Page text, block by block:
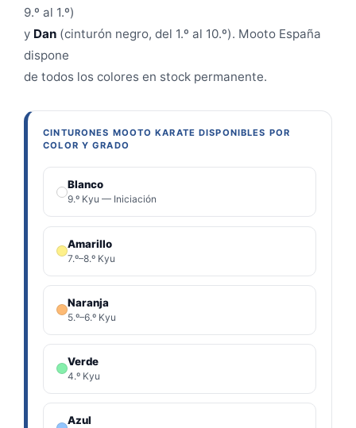
9.º al 1.º)
y Dan (cinturón negro, del 1.º al 10.º). Mooto España
dispone
de todos los colores en stock permanente.
CINTURONES MOOTO KARATE DISPONIBLES POR
COLOR Y GRADO
Blanco
9.º Kyu — Iniciación
Amarillo
7.º–8.º Kyu
Naranja
5.º–6.º Kyu
Verde
4.º Kyu
Azul